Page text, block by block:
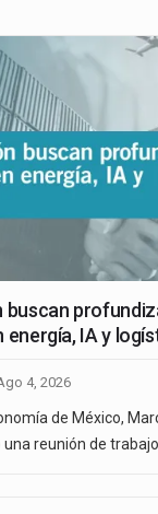
buscan
IA y
4, 2026
de México,
reunión de